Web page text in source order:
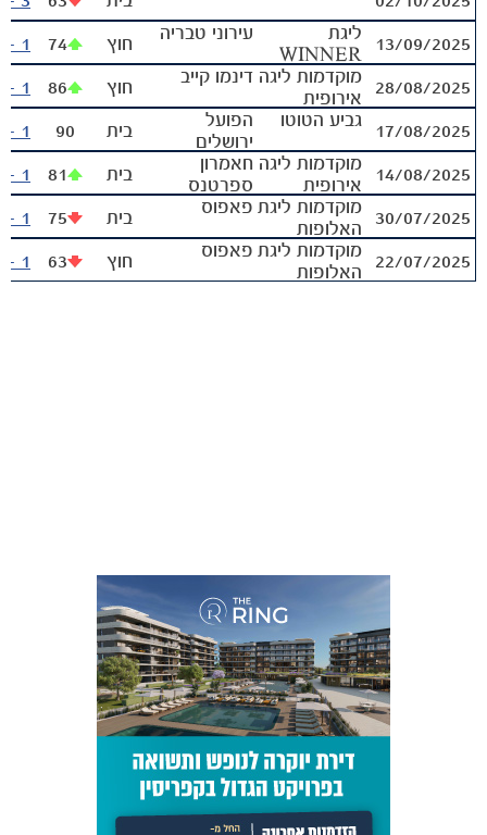
13/09/2025
ליגת
WINNER
עירוני טבריה חוץ 74
1 - 4
28/08/2025
מוקדמות ליגה
אירופית
דינמו קייב חוץ 86
1 - 0
17/08/2025
גביע הטוטו
הפועל
ירושלים
בית 90
1 - 2
14/08/2025
מוקדמות ליגה
אירופית
חאמרון
ספרטנס
בית 81
1 - 3
30/07/2025
מוקדמות ליגת
האלופות
פאפוס בית 75
1 - 0
22/07/2025
מוקדמות ליגת
האלופות
פאפוס חוץ 63
1 - 1